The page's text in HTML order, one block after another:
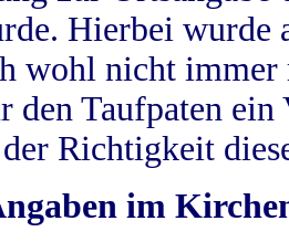
Hierbei wurde
wohl nicht
den Taufpaten
Richtigkeit
im